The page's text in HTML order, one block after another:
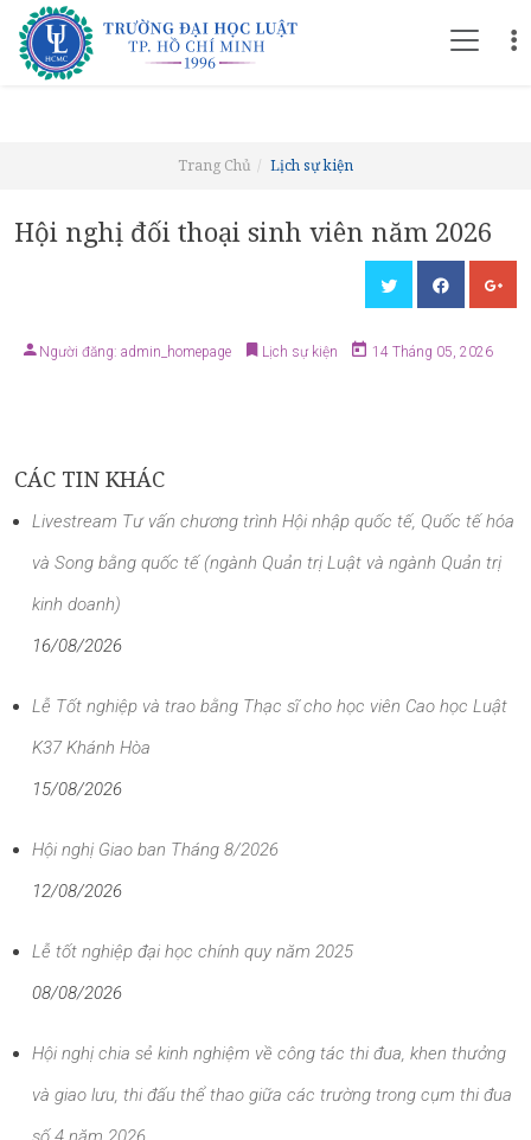
Trang Chủ Lịch sự kiện
Hội nghị đối thoại sinh viên năm 2026
Người đăng: admin_homepage Lịch sự kiện 14 Tháng 05, 2026
CÁC TIN KHÁC
Livestream Tư vấn chương trình Hội nhập quốc tế, Quốc tế hóa
và Song bằng quốc tế (ngành Quản trị Luật và ngành Quản trị
kinh doanh)
16/08/2026
Lễ Tốt nghiệp và trao bằng Thạc sĩ cho học viên Cao học Luật
K37 Khánh Hòa
15/08/2026
Hội nghị Giao ban Tháng 8/2026
12/08/2026
Lễ tốt nghiệp đại học chính quy năm 2025
08/08/2026
Hội nghị chia sẻ kinh nghiệm về công tác thi đua, khen thưởng
và giao lưu, thi đấu thể thao giữa các trường trong cụm thi đua